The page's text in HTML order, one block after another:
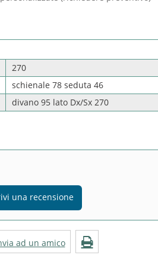
270
schienale 78 seduta 46
divano 95 lato Dx/Sx 270
una recensione
ad un amico